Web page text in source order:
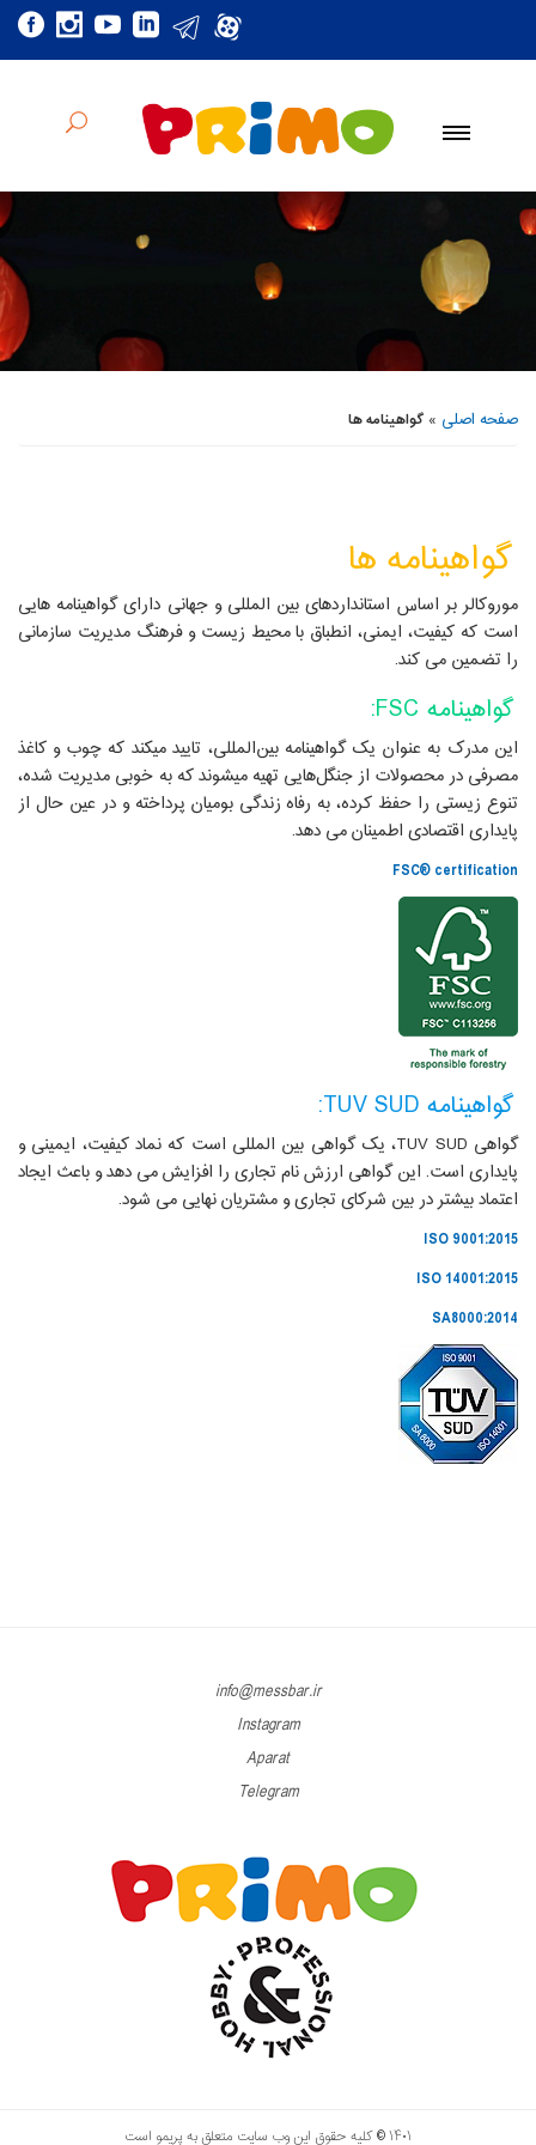
صفحه اصلی » گواهینامه ها
گواهینامه ها
موروکالر بر اساس استانداردهای بین المللی و جهانی دارای گواهینامه هایی
است که کیفیت، ایمنی، انطباق با محیط زیست و فرهنگ مدیریت سازمانی
را تضمین می کند.
گواهینامه FSC:
این مدرک به عنوان یک گواهینامه بین‌المللی، تایید میکند که چوب و کاغذ
مصرفی در محصولات از جنگل‌هایی تهیه میشوند که به خوبی مدیریت شده،
تنوع زیستی را حفظ کرده، به رفاه زندگی بومیان پرداخته و در عین حال از
پایداری اقتصادی اطمینان می دهد.
FSC® certification
گواهینامه TUV SUD:
گواهی TUV SUD، یک گواهی بین المللی است که نماد کیفیت، ایمینی و
پایداری است. این گواهی ارزش نام تجاری را افزایش می دهد و باعث ایجاد
اعتماد بیشتر در بین شرکای تجاری و مشتریان نهایی می شود.
ISO 9001:2015
ISO 14001:2015
SA8000:2014
info@messbar.ir
Instagram
Aparat
Telegram
۱۴۰۱ © کلیه حقوق این وب سایت متعلق به پریمو است